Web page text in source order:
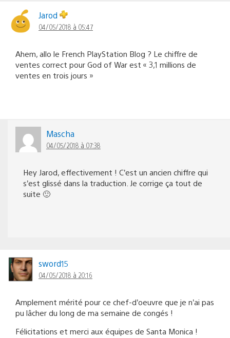
Jarod
04/05/2018 à 05:47
Ahem, allo le French PlayStation Blog ? Le chiffre de
ventes correct pour God of War est « 3,1 millions de
ventes en trois jours »
Mascha
04/05/2018 à 07:38
Hey Jarod, effectivement ! C’est un ancien chiffre qui
s’est glissé dans la traduction. Je corrige ça tout de
suite 🙂
sword15
04/05/2018 à 20:16
Amplement mérité pour ce chef-d’oeuvre que je n’ai pas
pu lâcher du long de ma semaine de congés !
Félicitations et merci aux équipes de Santa Monica !